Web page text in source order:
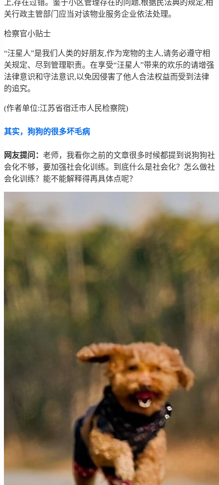
上,存在过错。鉴于小区管理存在的问题,根据民法典的规定,相
关行政主管部门应当对该物业服务企业依法处理。
检察官小贴士
“汪星人”是我们人类的好朋友,作为宠物的主人,请务必遵守相
关规定、尽到管理职责。在享受“汪星人”带来的欢乐的请增强
法律意识和守法意识,以免因侵害了他人合法权益而受到法律
的追究。
(作者单位:江苏省宿迁市人民检察院)
其实，狗狗的很多坏毛病
网友提问： 老师，我看你之前的文章很多时候都提到说狗狗社
会化不够，要加强社会化训练。到底什么是社会化？怎么做社
会化训练？能不能解释得再具体点呢？